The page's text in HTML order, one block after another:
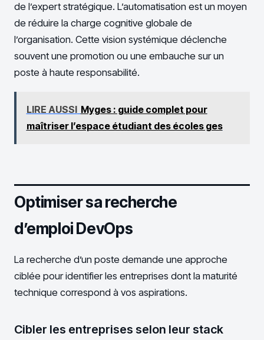
de l’expert stratégique. L’automatisation est un moyen
de réduire la charge cognitive globale de
l’organisation. Cette vision systémique déclenche
souvent une promotion ou une embauche sur un
poste à haute responsabilité.
LIRE AUSSI Myges : guide complet pour
maîtriser l’espace étudiant des écoles ges
Optimiser sa recherche
d’emploi DevOps
La recherche d’un poste demande une approche
ciblée pour identifier les entreprises dont la maturité
technique correspond à vos aspirations.
Cibler les entreprises selon leur stack